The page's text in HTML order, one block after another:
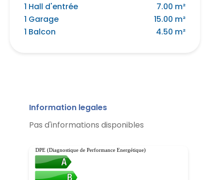
1 Hall d'entrée
7.00 m²
1 Garage
15.00 m²
1 Balcon
4.50 m²
Information legales
Pas d'informations disponibles
DPE (Diagnostique de Performance Energétique)